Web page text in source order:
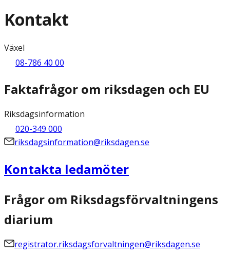
Kontakt
Växel
08-786 40 00
Faktafrågor om riksdagen och EU
Riksdagsinformation
020-349 000
riksdagsinformation@riksdagen.se
Kontakta ledamöter
Frågor om Riksdagsförvaltningens
diarium
registrator.riksdagsforvaltningen@riksdagen.se